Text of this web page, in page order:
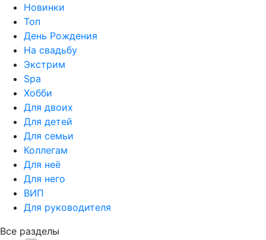
Новинки
Топ
День Рождения
На свадьбу
Экстрим
Spa
Хобби
Для двоих
Для детей
Для семьи
Коллегам
Для неё
Для него
ВИП
Для руководителя
Все разделы